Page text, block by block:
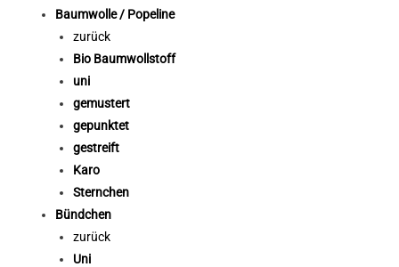
Baumwolle / Popeline
zurück
Bio Baumwollstoff
uni
gemustert
gepunktet
gestreift
Karo
Sternchen
Bündchen
zurück
Uni